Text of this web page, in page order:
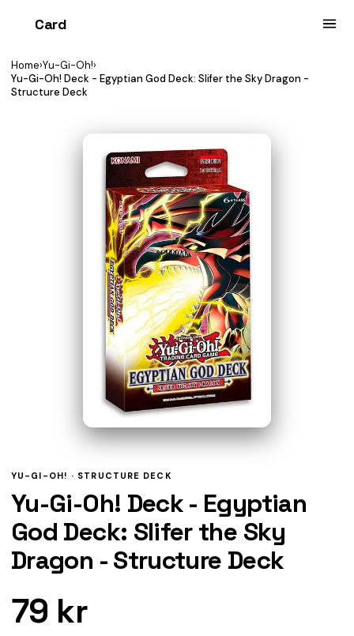
Card
Home›Yu-Gi-Oh!›
Yu-Gi-Oh! Deck - Egyptian God Deck: Slifer the Sky Dragon -
Structure Deck
YU-GI-OH! · STRUCTURE DECK
Yu-Gi-Oh! Deck - Egyptian
God Deck: Slifer the Sky
Dragon - Structure Deck
79 kr